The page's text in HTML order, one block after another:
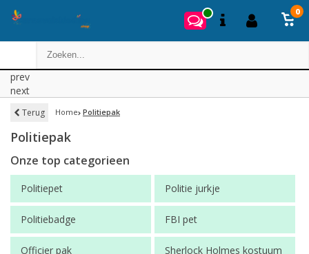
0
prev
next
Terug Home Politiepak
Politiepak
Onze top categorieen
Politiepet Politie jurkje
Politiebadge FBI pet
Officier pak Sherlock Holmes kostuum